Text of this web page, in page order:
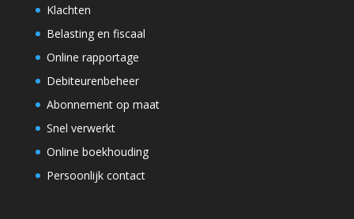
Klachten
Belasting en fiscaal
Online rapportage
Debiteurenbeheer
Abonnement op maat
Snel verwerkt
Online boekhouding
Persoonlijk contact